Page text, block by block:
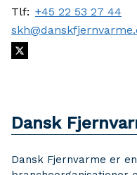
Tlf: +45 22 53 27 44
Dansk
Dansk Fjernvarme er